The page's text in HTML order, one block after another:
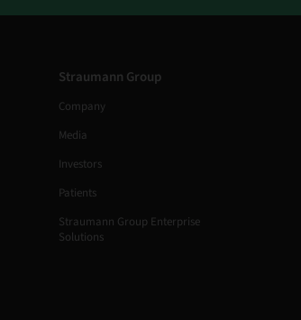
Straumann Group
Company
Media
Investors
Patients
Straumann Group Enterprise
Solutions